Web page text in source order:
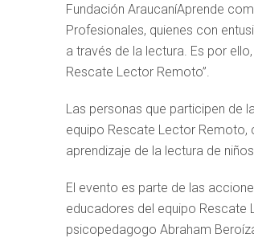
Fundación AraucaníAprende
Profesionales, quienes con
a través de la lectura. Es por
Rescate Lector Remoto”.
Las personas que participen de
equipo Rescate Lector Remoto,
aprendizaje de la lectura de
El evento es parte de las
educadores del equipo Rescate
psicopedagogo Abraham